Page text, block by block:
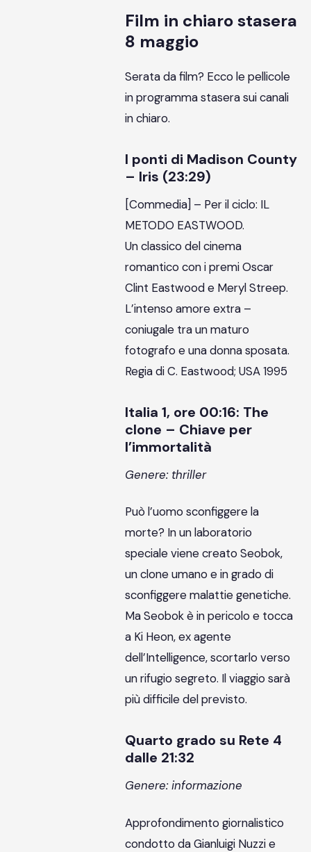
Film in chiaro stasera
8 maggio
Serata da film? Ecco le pellicole
in programma stasera sui canali
in chiaro.
I ponti di Madison County
– Iris (23:29)
[Commedia] – Per il ciclo: IL
METODO EASTWOOD.
Un classico del cinema
romantico con i premi Oscar
Clint Eastwood e Meryl Streep.
L’intenso amore extra –
coniugale tra un maturo
fotografo e una donna sposata.
Regia di C. Eastwood; USA 1995
Italia 1, ore 00:16: The
clone – Chiave per
l’immortalità
Genere: thriller
Può l’uomo sconfiggere la
morte? In un laboratorio
speciale viene creato Seobok,
un clone umano e in grado di
sconfiggere malattie genetiche.
Ma Seobok è in pericolo e tocca
a Ki Heon, ex agente
dell’Intelligence, scortarlo verso
un rifugio segreto. Il viaggio sarà
più difficile del previsto.
Quarto grado su Rete 4
dalle 21:32
Genere: informazione
Approfondimento giornalistico
condotto da Gianluigi Nuzzi e